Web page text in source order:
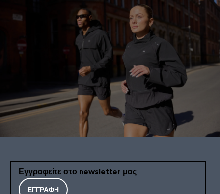
Εγγραφείτε στο newsletter μας
ΕΓΓΡΑΦΉ